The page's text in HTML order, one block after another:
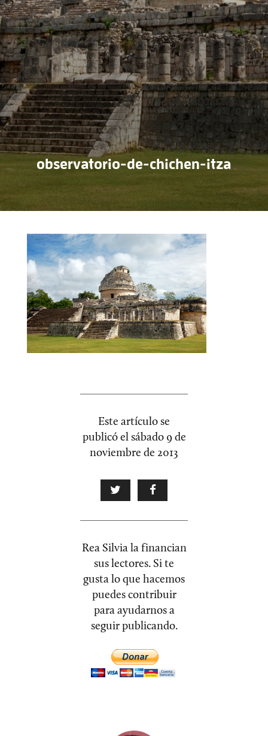
observatorio-de-chichen-itza
Este artículo se
publicó elsábado 9 de
noviembre de 2013
Rea Silvia la financian
sus lectores. Si te
gusta lo que hacemos
puedes contribuir
para ayudarnos a
seguir publicando.